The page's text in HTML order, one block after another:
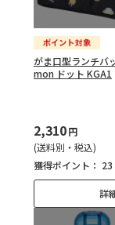
がま口型ランチバ
mon ドット KGA1
2,310円
(送料別・税込)
獲得ポイント：
詳